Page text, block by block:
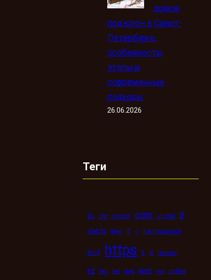
домов
под ключ в Санкт-
Петербурге:
особенности,
этапы и
современные
подходы
26.06.2026
Теги
bb car casino com crucial d
daichi dveri fi g harmoniously
html https ii iii iphone
kz led les mig mint mir online